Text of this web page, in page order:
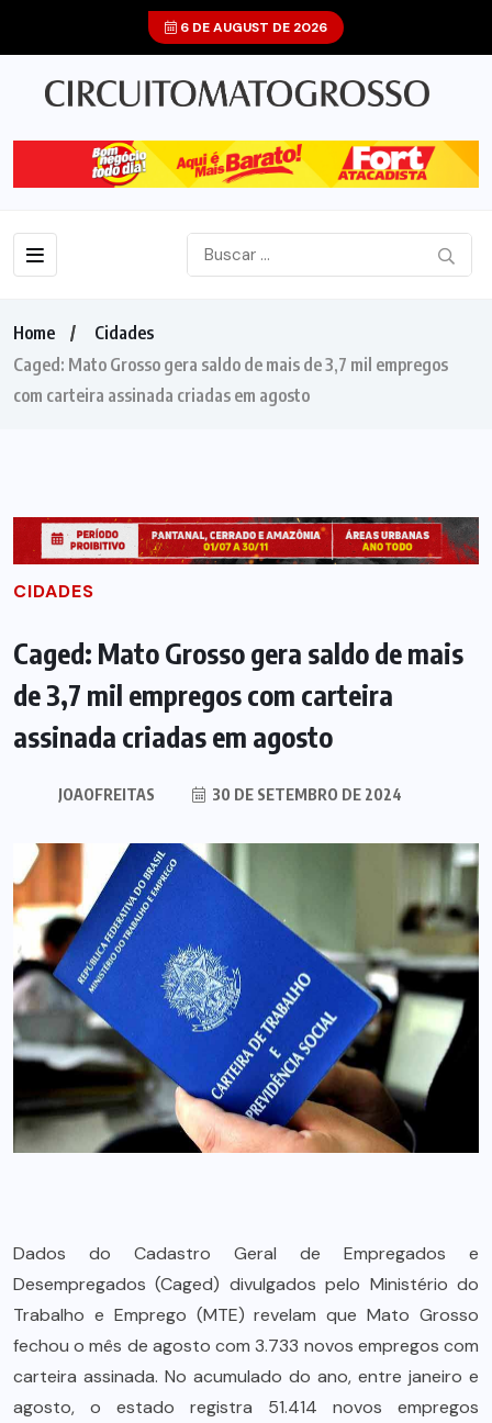
6 DE AUGUST DE 2026
Home
Cidades
Caged: Mato Grosso gera saldo de mais de 3,7 mil empregos
com carteira assinada criadas em agosto
CIDADES
Caged: Mato Grosso gera saldo de mais
de 3,7 mil empregos com carteira
assinada criadas em agosto
JOAOFREITAS 30 DE SETEMBRO DE 2024
Dados do Cadastro Geral de Empregados e
Desempregados (Caged) divulgados pelo Ministério do
Trabalho e Emprego (MTE) revelam que Mato Grosso
fechou o mês de agosto com 3.733 novos empregos com
carteira assinada. No acumulado do ano, entre janeiro e
agosto, o estado registra 51.414 novos empregos